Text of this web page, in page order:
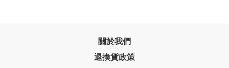
關於我們
退換貨政策